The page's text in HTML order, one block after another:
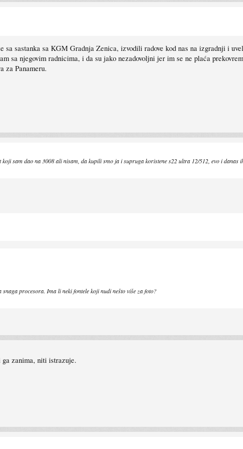
sastanka sa KGM Gradnja Zenica, izvodili radove kod nas na izgradnji i
sa njegovim radnicima, i da su jako nezadovoljni jer im se ne plaća
za Panameru.
sam dao na 3008 ali nisam, da kupili smo ja i supruga koristene s22 ultra 12/512, evo i
procesora. Ima li neki fontele koji nudi nešto više za foto?
zanima, niti istrazuje.